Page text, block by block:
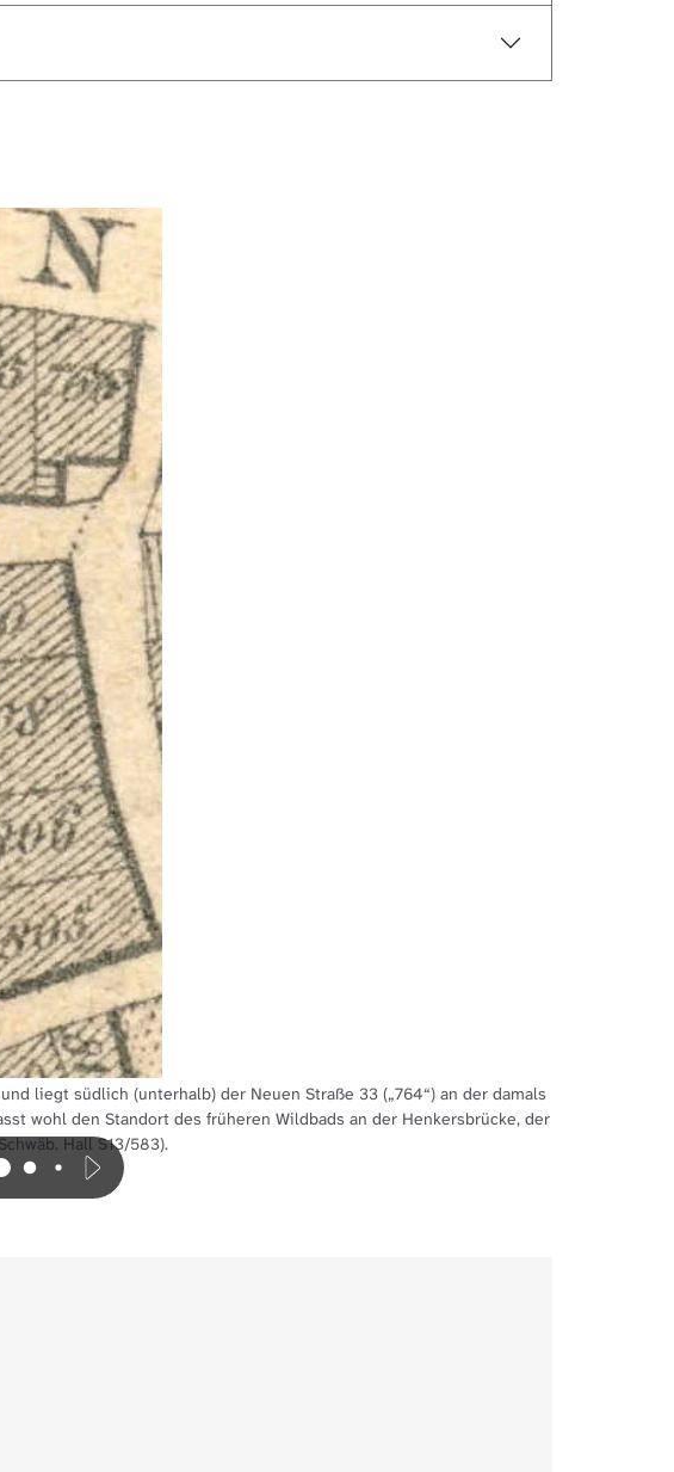
liegt südlich (unterhalb) der Neuen Straße 33 („764“) an der damals
wohl den Standort des früheren Wildbads an der Henkersbrücke, der
Hall S13/583).